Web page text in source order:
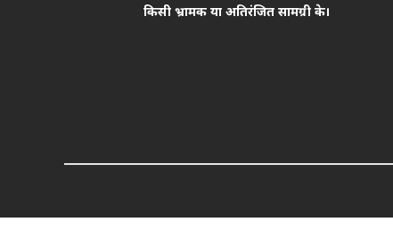
किसी भ्रामक या अतिरंजित सामग्री के।